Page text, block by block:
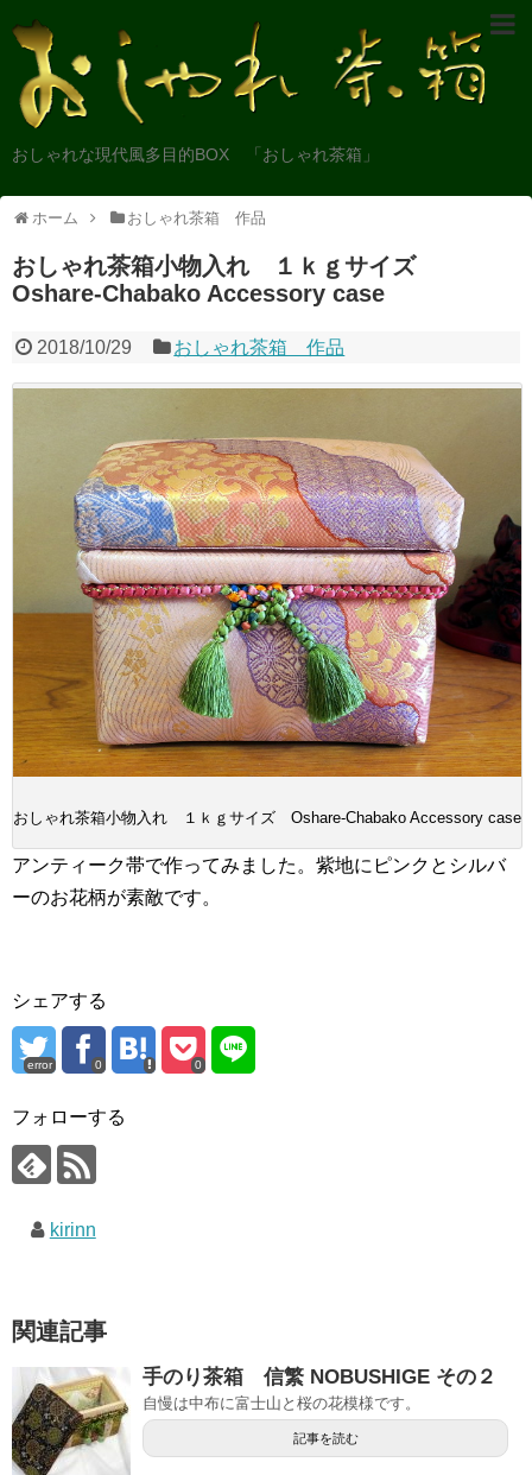
おしゃれな現代風多目的BOX 「おしゃれ茶箱」
ホーム おしゃれ茶箱 作品
おしゃれ茶箱小物入れ １ｋｇサイズ
Oshare-Chabako Accessory case
2018/10/29 おしゃれ茶箱 作品
おしゃれ茶箱小物入れ １ｋｇサイズ Oshare-Chabako Accessory case
アンティーク帯で作ってみました。紫地にピンクとシルバ
ーのお花柄が素敵です。
シェアする
error 0 0
フォローする
kirinn
関連記事
手のり茶箱 信繁 NOBUSHIGE その２
自慢は中布に富士山と桜の花模様です。
記事を読む